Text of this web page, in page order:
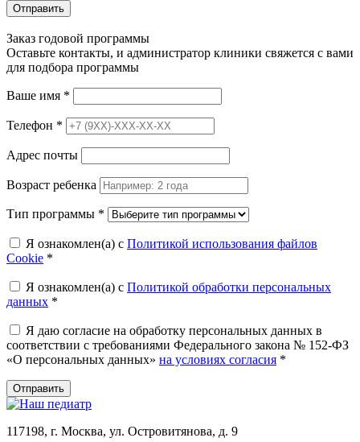
Отправить
Заказ годовой программы
Оставьте контакты, и администратор клиники свяжется с вами
для подбора программы
Ваше имя *
Телефон *
Адрес почты
Возраст ребенка
Тип программы *
Я ознакомлен(а) с Политикой использования файлов
Cookie *
Я ознакомлен(а) с Политикой обработки персональных
данных *
Я даю согласие на обработку персональных данных в
соответствии с требованиями Федерального закона № 152-ФЗ
«О персональных данных» на условиях согласия *
Отправить
117198, г. Москва, ул. Островитянова, д. 9